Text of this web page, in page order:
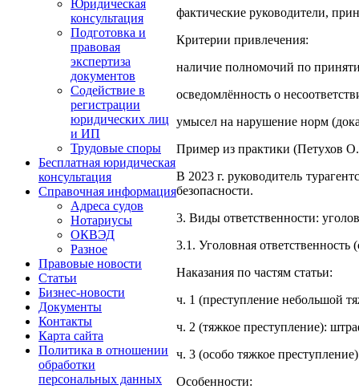
Юридическая
консультация
Подготовка и
правовая
экспертиза
документов
Содействие в
регистрации
юридических лиц
и ИП
Трудовые споры
Бесплатная юридическая
консультация
Справочная информация
Адреса судов
Нотариусы
ОКВЭД
Разное
Правовые новости
Статьи
Бизнес-новости
Документы
Контакты
Карта сайта
Политика в отношении
обработки
персональных данных
фактические руководители,
Критерии привлечения:
наличие полномочий по
осведомлённость о
умысел на нарушение норм
Пример из практики (Петухов
В 2023 г. руководитель
безопасности.
3. Виды ответственности:
3.1. Уголовная
Наказания по частям статьи:
ч. 1 (преступление небольшой
ч. 2 (тяжкое преступление):
ч. 3 (особо тяжкое
Особенности: